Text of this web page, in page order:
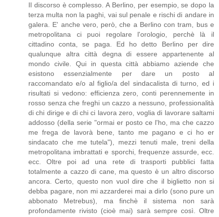
Il discorso è complesso. A Berlino, per esempio, se dopo la
terza multa non la paghi, vai sul penale e rischi di andare in
galera. E' anche vero, però, che a Berlino con tram, bus e
metropolitana ci puoi regolare l'orologio, perchè là il
cittadino conta, se paga. Ed ho detto Berlino per dire
qualunque altra città degna di essere appartenente al
mondo civile. Qui in questa città abbiamo aziende che
esistono essenzialmente per dare un posto al
raccomandato e/o al figlio/a del sindacalista di turno, ed i
risultati si vedono: efficienza zero, conti perennemente in
rosso senza che freghi un cazzo a nessuno, professionalità
di chi dirige e di chi ci lavora zero, voglia di lavorare saltami
addosso (della serie "ormai er posto ce l'ho, ma che cazzo
me frega de lavorà bene, tanto me pagano e ci ho er
sindacato che me tutela"), mezzi tenuti male, treni della
metropolitana imbrattati e sporchi, frequenze assurde, ecc.
ecc. Oltre poi ad una rete di trasporti pubblici fatta
totalmente a cazzo di cane, ma questo è un altro discorso
ancora. Certo, questo non vuol dire che il biglietto non si
debba pagare, non mi azzarderei mai a dirlo (sono pure un
abbonato Metrebus), ma finchè il sistema non sarà
profondamente rivisto (cioè mai) sarà sempre così. Oltre